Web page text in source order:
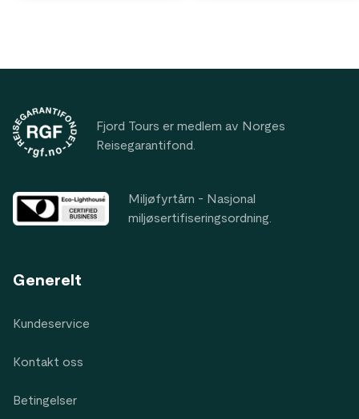
Fjord Tours er medlem av Norges
Reisegarantifond.
Miljøfyrtårn - Nasjonal
miljøsertifiseringsordning.
Generelt
Kundeservice
Kontakt oss
Betingelser